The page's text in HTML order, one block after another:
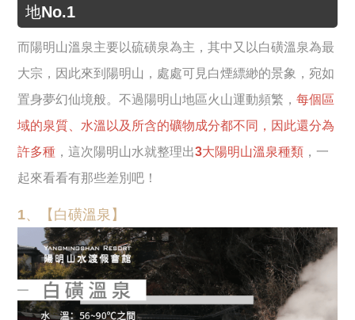
地No.1
而陽明山溫泉主要以硫磺泉為主，其中又以白磺溫泉為最
大宗，因此來到陽明山，處處可見白煙縹緲的景象，宛如
置身夢幻仙境般。不過陽明山地區火山運動頻繁，每個區
域的泉質、水溫以及所含的礦物成分都不同，因此還分為
許多種 ，這次陽明山水就整理出3大陽明山溫泉種類 ，一
起來看看有那些差別吧！
1、【白磺溫泉】